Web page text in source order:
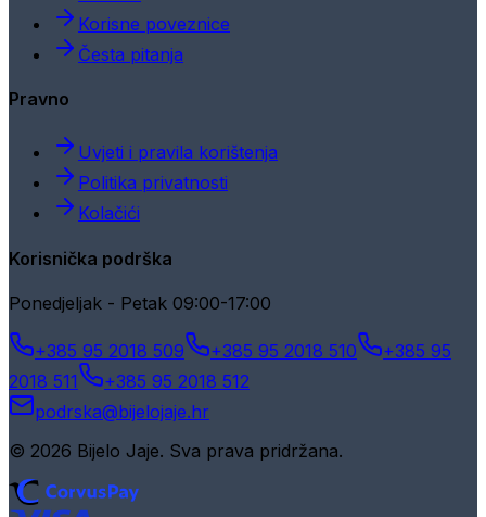
Korisne poveznice
Česta pitanja
Pravno
Uvjeti i pravila korištenja
Politika privatnosti
Kolačići
Korisnička podrška
Ponedjeljak - Petak 09:00-17:00
+385 95 2018 509 +385 95 2018 510
+385 95
2018 511
+385 95 2018 512
podrska@bijelojaje.hr
© 2026 Bijelo Jaje. Sva prava pridržana.